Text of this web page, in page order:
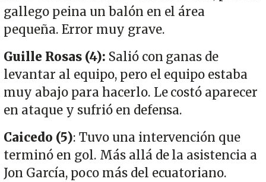
gallego peina un balón en el área
pequeña. Error muy grave.
Guille Rosas (4): Salió con ganas de
levantar al equipo, pero el equipo estaba
muy abajo para hacerlo. Le costó aparecer
en ataque y sufrió en defensa.
Caicedo (5): Tuvo una intervención que
terminó en gol. Más allá de la asistencia a
Jon García, poco más del ecuatoriano.